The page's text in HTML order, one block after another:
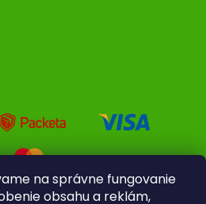
na správne fungovanie
obsahu a reklám,